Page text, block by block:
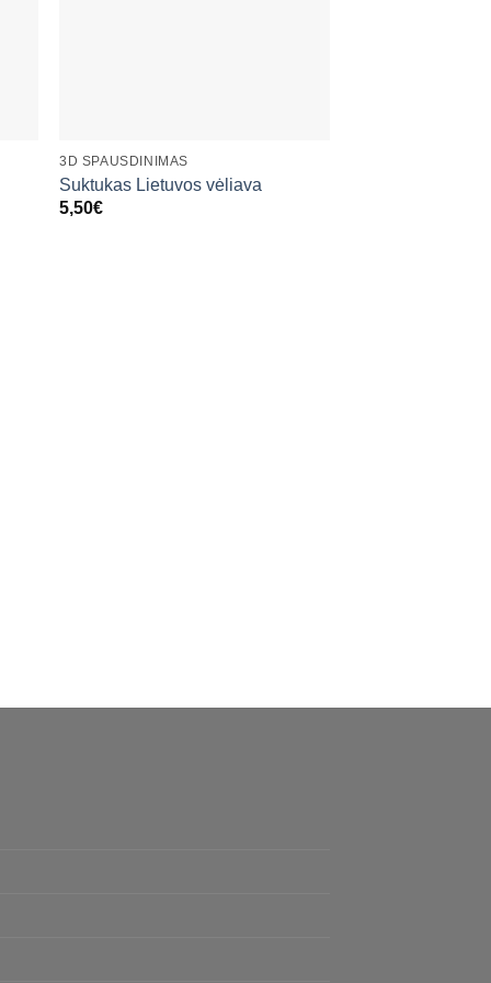
3D SPAUSDINIMAS
Suktukas Lietuvos vėliava
5,50€